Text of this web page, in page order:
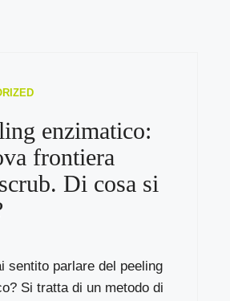
enzimatico:
frontiera
Di cosa si
sentito parlare del peeling
Si tratta di un metodo di